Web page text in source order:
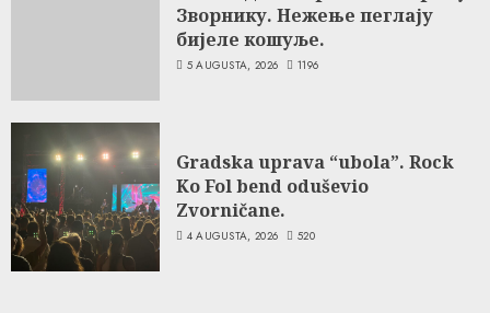
Зворнику. Нежење пеглају
бијеле кошуље.
5 AUGUSTA, 2026 1196
Gradska uprava “ubola”. Rock
Ko Fol bend oduševio
Zvorničane.
4 AUGUSTA, 2026 520